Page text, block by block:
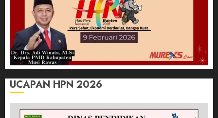
UCAPAN HPN 2026